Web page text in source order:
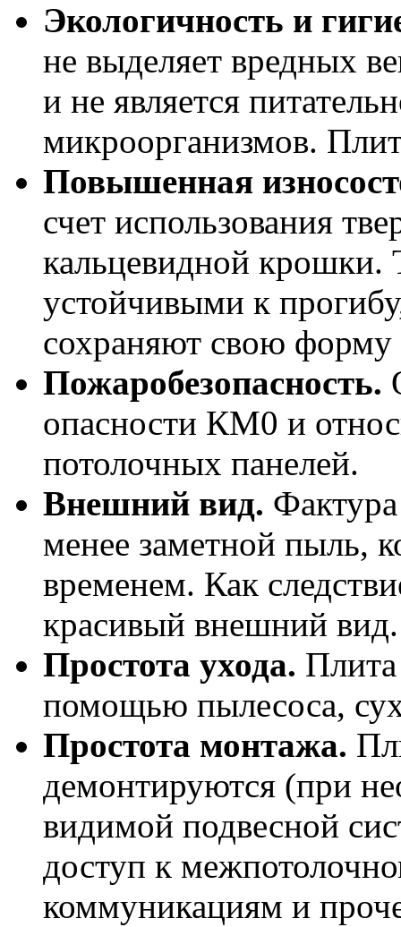
Экологичность и
не выделяет вредных
и не является
микроорганизмов.
Повышенная
счет использования
кальцевидной крошки.
устойчивыми к
сохраняют свою форму
Пожаробезопасность.
опасности КМ0 и
потолочных панелей.
Внешний вид.
менее заметной пыль,
временем. Как
красивый внешний вид.
Простота ухода.
помощью пылесоса,
Простота монтажа.
демонтируются (при
видимой подвесной
доступ к
коммуникациям и